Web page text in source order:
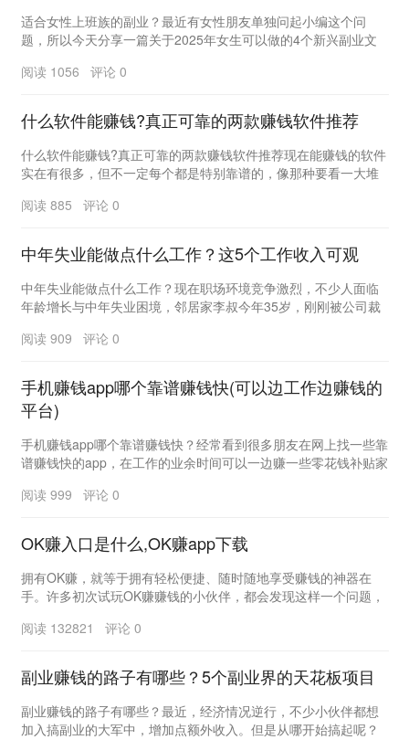
适合女性上班族的副业？最近有女性朋友单独问起小编这个问
题，所以今天分享一篇关于2025年女生可以做的4个新兴副业文
阅读 1056 评论 0
什么软件能赚钱?真正可靠的两款赚钱软件推荐
什么软件能赚钱?真正可靠的两款赚钱软件推荐现在能赚钱的软件
实在有很多，但不一定每个都是特别靠谱的，像那种要看一大堆
阅读 885 评论 0
中年失业能做点什么工作？这5个工作收入可观
中年失业能做点什么工作？现在职场环境竞争激烈，不少人面临
年龄增长与中年失业困境，邻居家李叔今年35岁，刚刚被公司裁
阅读 909 评论 0
手机赚钱app哪个靠谱赚钱快(可以边工作边赚钱的
平台)
手机赚钱app哪个靠谱赚钱快？经常看到很多朋友在网上找一些靠
谱赚钱快的app，在工作的业余时间可以一边赚一些零花钱补贴家
阅读 999 评论 0
OK赚入口是什么,OK赚app下载
拥有OK赚，就等于拥有轻松便捷、随时随地享受赚钱的神器在
手。许多初次试玩OK赚赚钱的小伙伴，都会发现这样一个问题，
阅读 132821 评论 0
副业赚钱的路子有哪些？5个副业界的天花板项目
副业赚钱的路子有哪些？最近，经济情况逆行，不少小伙伴都想
加入搞副业的大军中，增加点额外收入。但是从哪开始搞起呢？